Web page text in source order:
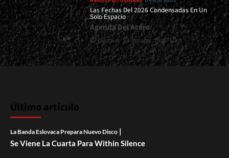
Las Fechas Del 2026 Condensadas En Un
Solo Espacio
Agenda Del Acero
Gustavo 2 marzo, 2026 0
Último artículo
La Banda Eslovaca Prepara Nuevo Disco |
Se Viene La Cuarta Para Within Silence